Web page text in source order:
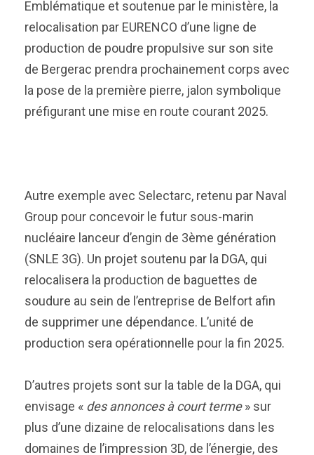
Emblématique et soutenue par le ministère, la
relocalisation par EURENCO d’une ligne de
production de poudre propulsive sur son site
de Bergerac prendra prochainement corps avec
la pose de la première pierre, jalon symbolique
préfigurant une mise en route courant 2025.
Autre exemple avec Selectarc, retenu par Naval
Group pour concevoir le futur sous-marin
nucléaire lanceur d’engin de 3ème génération
(SNLE 3G). Un projet soutenu par la DGA, qui
relocalisera la production de baguettes de
soudure au sein de l’entreprise de Belfort afin
de supprimer une dépendance. L’unité de
production sera opérationnelle pour la fin 2025.
D’autres projets sont sur la table de la DGA, qui
envisage « des annonces à court terme» sur
plus d’une dizaine de relocalisations dans les
domaines de l’impression 3D, de l’énergie, des